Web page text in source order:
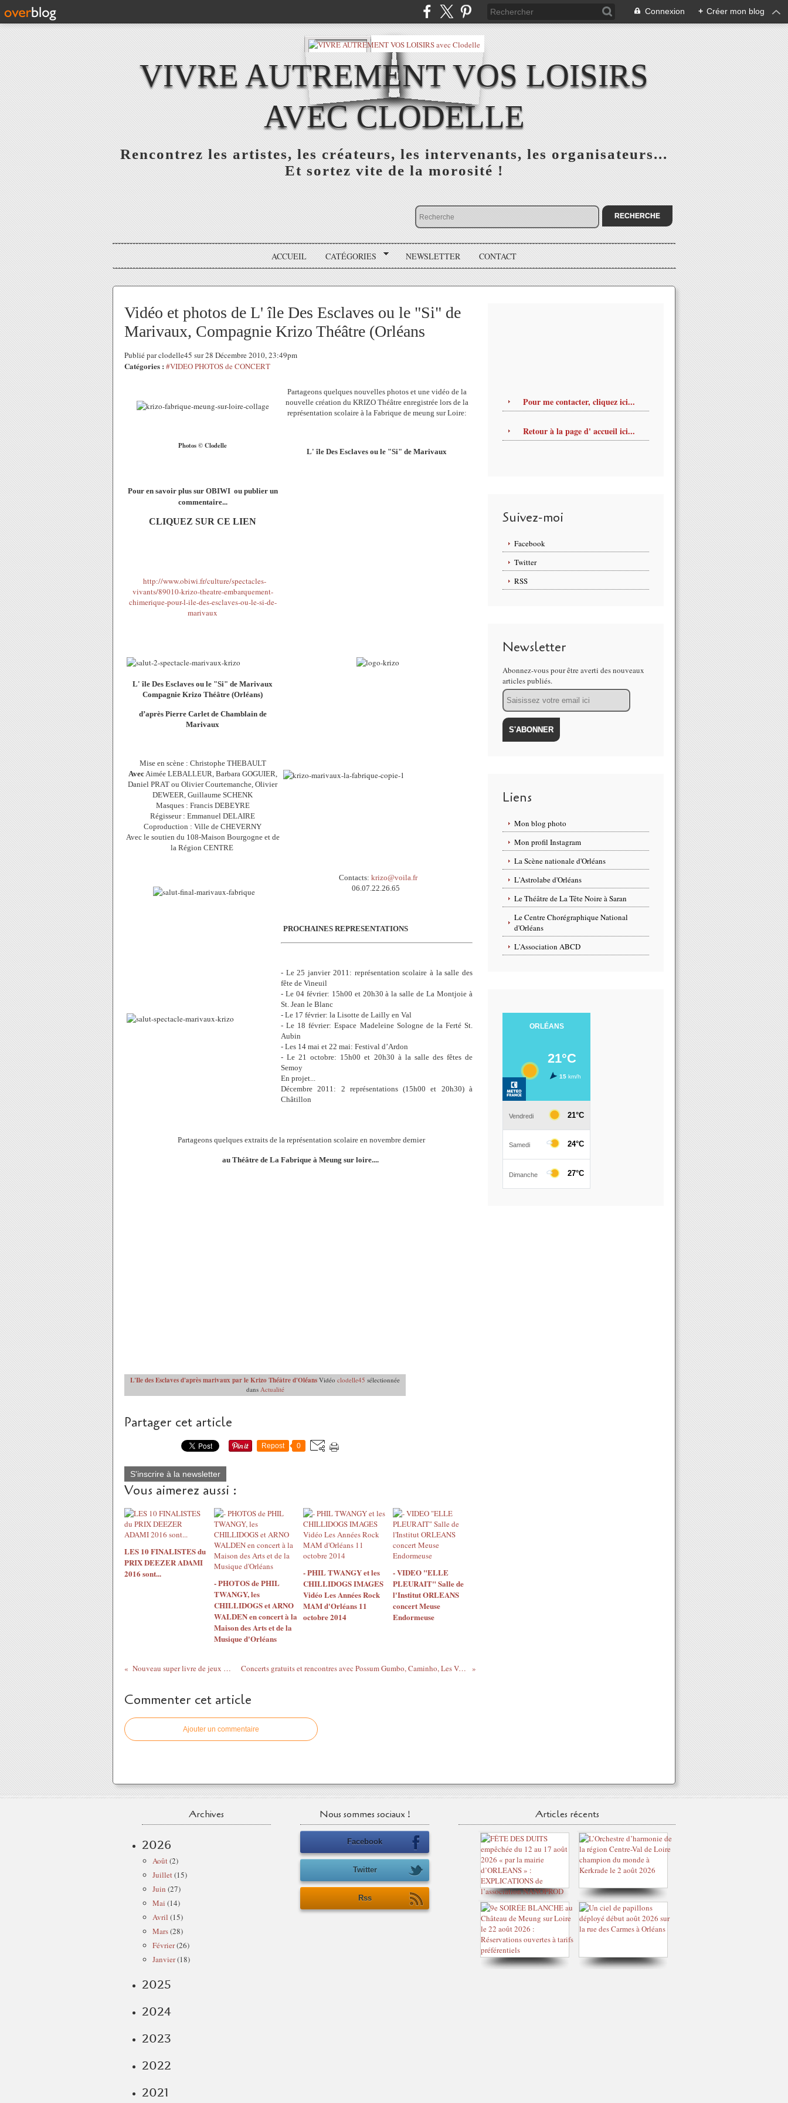
Connexion + Créer mon blog
VIVRE AUTREMENT VOS LOISIRS
AVEC CLODELLE
Rencontrez les artistes, les créateurs, les intervenants, les organisateurs...
Et sortez vite de la morosité !
ACCUEIL CATÉGORIES NEWSLETTER CONTACT
Vidéo et photos de L' île Des Esclaves ou le "Si" de
Marivaux, Compagnie Krizo Théâtre (Orléans
Publié par clodelle45 sur 28 Décembre 2010, 23:49pm
Catégories : #VIDEO PHOTOS de CONCERT
Photos © Clodelle
Partageons quelques nouvelles photos et une vidéo de la
nouvelle création du KRIZO Théâtre enregistrée lors de la
représentation scolaire à la Fabrique de meung sur Loire:
L' île Des Esclaves ou le "Si" de Marivaux
Pour en savoir plus sur OBIWI ou publier un
commentaire...
CLIQUEZ SUR CE LIEN
http://www.obiwi.fr/culture/spectacles-
vivants/89010-krizo-theatre-embarquement-
chimerique-pour-l-ile-des-esclaves-ou-le-si-de-
marivaux
L' île Des Esclaves ou le "Si" de Marivaux
Compagnie Krizo Théâtre (Orléans)
d’après Pierre Carlet de Chamblain de
Marivaux
Mise en scène : Christophe THEBAULT
AvecAimée LEBALLEUR, Barbara GOGUIER,
Daniel PRAT ou Olivier Courtemanche, Olivier
DEWEER, Guillaume SCHENK
Masques : Francis DEBEYRE
Régisseur : Emmanuel DELAIRE
Coproduction : Ville de CHEVERNY
Avec le soutien du 108-Maison Bourgogne et de
la Région CENTRE
Contacts: krizo@voila.fr
06.07.22.26.65
PROCHAINES REPRESENTATIONS
- Le 25 janvier 2011: représentation scolaire à la salle des
fête de Vineuil
- Le 04 février: 15h00 et 20h30 à la salle de La Montjoie à
St. Jean le Blanc
- Le 17 février: la Lisotte de Lailly en Val
- Le 18 février: Espace Madeleine Sologne de la Ferté St.
Aubin
- Les 14 mai et 22 mai: Festival d’Ardon
- Le 21 octobre: 15h00 et 20h30 à la salle des fêtes de
Semoy
En projet...
Décembre 2011: 2 représentations (15h00 et 20h30) à
Châtillon
Partageons quelques extraits de la représentation scolaire en novembre dernier
au Théâtre de La Fabrique à Meung sur loire....
L'Ile des Esclaves d'après marivaux par le Krizo Théâtre d'Oléans Vidéo clodelle45 sélectionnée
dans Actualité
Partager cet article
Repost 0
S'inscrire à la newsletter
Vous aimerez aussi :
LES 10 FINALISTES du
PRIX DEEZER ADAMI
2016 sont...
- PHOTOS de PHIL
TWANGY, les
CHILLIDOGS et ARNO
WALDEN en concert à la
Maison des Arts et de la
Musique d'Orléans
- PHIL TWANGY et les
CHILLIDOGS IMAGES
Vidéo Les Années Rock
MAM d'Orléans 11
octobre 2014
- VIDEO "ELLE
PLEURAIT" Salle de
l'Institut ORLEANS
concert Meuse
Endormeuse
Nouveau super livre de jeux Ben 10 édité par Nathan en novembre 2010 Concerts gratuits et rencontres avec Possum Gumbo, Caminho, Les Valseuzes , Taïb Quartet, Alain Vallarsa quartet - Orléans - Forums FNAC et Samedis du Jazz
Commenter cet article
Ajouter un commentaire
Pour me contacter, cliquez ici...
Retour à la page d' accueil ici...
Suivez-moi
Facebook
Twitter
RSS
Newsletter
Abonnez-vous pour être averti des nouveaux
articles publiés.
Email
Liens
Mon blog photo
Mon profil Instagram
La Scène nationale d'Orléans
L'Astrolabe d'Orléans
Le Théâtre de La Tête Noire à Saran
Le Centre Chorégraphique National
d'Orléans
L'Association ABCD
Archives
2026
Août(2)
Juillet(15)
Juin (27)
Mai (14)
Avril (15)
Mars(28)
Février(26)
Janvier(18)
2025
2024
2023
2022
2021
Nous sommes sociaux !
Facebook
Twitter
Rss
Articles récents